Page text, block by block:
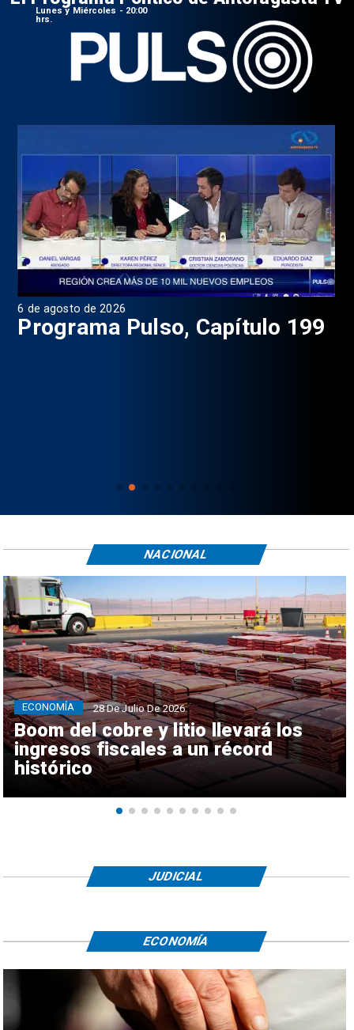
6 de agosto de 2026
Programa Pulso, Capítulo 199
Lunes y Miércoles - 20:00
hrs.
Boom del cobre y litio llevará los
ingresos fiscales a un récord
histórico
ECONOMÍA 28 De Julio De 2026
NACIONAL
JUDICIAL
ECONOMÍA